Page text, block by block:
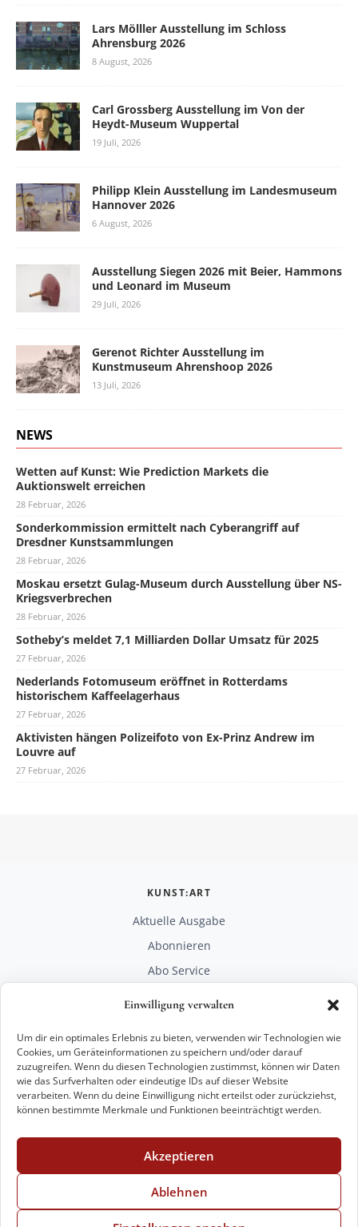
Einwilligung verwalten
Um dir ein optimales Erlebnis zu bieten, verwenden wir Technologien wie
Cookies, um Geräteinformationen zu speichern und/oder darauf
zuzugreifen. Wenn du diesen Technologien zustimmst, können wir Daten
wie das Surfverhalten oder eindeutige IDs auf dieser Website
verarbeiten. Wenn du deine Einwilligung nicht erteilst oder zurückziehst,
können bestimmte Merkmale und Funktionen beeinträchtigt werden.
Akzeptieren
Ablehnen
Lars Mölller Ausstellung im Schloss
Ahrensburg 2026
8 August, 2026
Carl Grossberg Ausstellung im Von der
Heydt-Museum Wuppertal
19 Juli, 2026
Philipp Klein Ausstellung im Landesmuseum
Hannover 2026
6 August, 2026
Ausstellung Siegen 2026 mit Beier, Hammons
und Leonard im Museum
29 Juli, 2026
Gerenot Richter Ausstellung im
Kunstmuseum Ahrenshoop 2026
13 Juli, 2026
NEWS
Wetten auf Kunst: Wie Prediction Markets die
Auktionswelt erreichen
28 Februar, 2026
Sonderkommission ermittelt nach Cyberangriff auf
Dresdner Kunstsammlungen
28 Februar, 2026
Moskau ersetzt Gulag-Museum durch Ausstellung über NS-
Kriegsverbrechen
28 Februar, 2026
Sotheby’s meldet 7,1 Milliarden Dollar Umsatz für 2025
27 Februar, 2026
Nederlands Fotomuseum eröffnet in Rotterdams
historischem Kaffeelagerhaus
27 Februar, 2026
Aktivisten hängen Polizeifoto von Ex-Prinz Andrew im
Louvre auf
27 Februar, 2026
KUNST:ART
Aktuelle Ausgabe
Abonnieren
Abo Service
RECHTLICHES
Impressum
Datenschutz
KONTAKT
+49 221 29 28 27 21